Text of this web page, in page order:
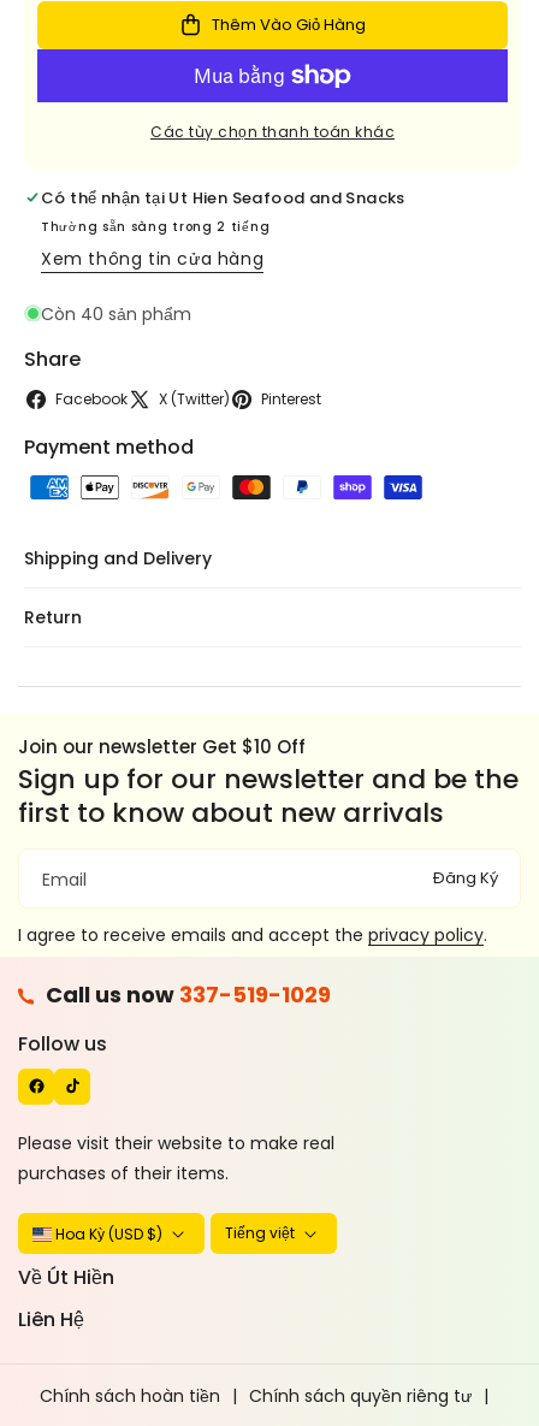
Purple
Yam
($5.50
lượng
HW
Purple
Yam
($5.50
Thêm Vào Giỏ Hàng
Các tùy chọn thanh toán khác
Có thể nhận tại Ut Hien Seafood and Snacks
Thường sẵn sàng trong 2 tiếng
Xem thông tin cửa hàng
Còn 40 sản phẩm
Share
Facebook X (Twitter) Pinterest
Payment method
Shipping and Delivery
Return
Join our newsletter Get $10 Off
Sign up for our newsletter and be the
first to know about new arrivals
Email Đăng Ký
I agree to receive emails and accept the privacy policy.
Call us now 337-519-1029
Follow us
C
E
B
O
O
T
I
K
T
O
K
Please visit their website to make real
purchases of their items.
Hoa Kỳ (USD $) Tiếng việt
Về Út Hiền
Liên Hệ
Chính sách hoàn tiền
Chính sách quyền riêng tư